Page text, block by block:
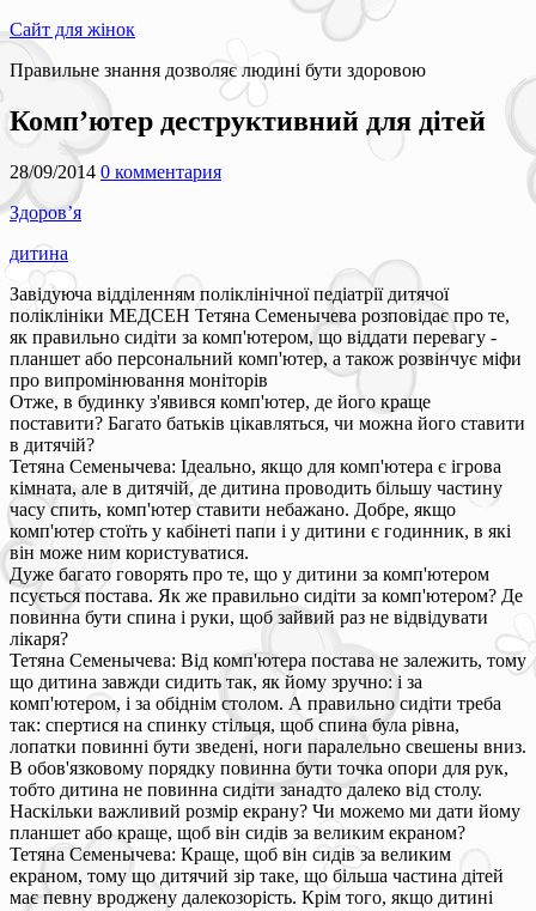
Сайт для жінок
Правильне знання дозволяє людині бути здоровою
Комп’ютер деструктивний для дітей
28/09/2014 0 комментария
Здоров’я
дитина
Завідуюча відділенням поліклінічної педіатрії дитячої
поліклініки МЕДСЕН Тетяна Семенычева розповідає про те,
як правильно сидіти за комп'ютером, що віддати перевагу -
планшет або персональний комп'ютер, а також розвінчує міфи
про випромінювання моніторів
Отже, в будинку з'явився комп'ютер, де його краще
поставити? Багато батьків цікавляться, чи можна його ставити
в дитячій?
Тетяна Семенычева: Ідеально, якщо для комп'ютера є ігрова
кімната, але в дитячій, де дитина проводить більшу частину
часу спить, комп'ютер ставити небажано. Добре, якщо
комп'ютер стоїть у кабінеті папи і у дитини є годинник, в які
він може ним користуватися.
Дуже багато говорять про те, що у дитини за комп'ютером
псується постава. Як же правильно сидіти за комп'ютером? Де
повинна бути спина і руки, щоб зайвий раз не відвідувати
лікаря?
Тетяна Семенычева: Від комп'ютера постава не залежить, тому
що дитина завжди сидить так, як йому зручно: і за
комп'ютером, і за обіднім столом. А правильно сидіти треба
так: спертися на спинку стільця, щоб спина була рівна,
лопатки повинні бути зведені, ноги паралельно свешены вниз.
В обов'язковому порядку повинна бути точка опори для рук,
тобто дитина не повинна сидіти занадто далеко від столу.
Наскільки важливий розмір екрану? Чи можемо ми дати йому
планшет або краще, щоб він сидів за великим екраном?
Тетяна Семенычева: Краще, щоб він сидів за великим
екраном, тому що дитячий зір таке, що більша частина дітей
має певну вроджену далекозорість. Крім того, якщо дитині